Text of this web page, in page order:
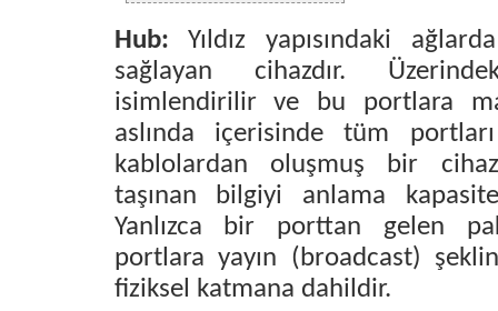
Hub: Yıldız yapısındaki
sağlayan cihazdır.
isimlendirilir ve bu portlara
aslında içerisinde tüm
kablolardan oluşmuş bir
taşınan bilgiyi anlama
Yanlızca bir porttan gelen
portlara yayın (broadcast)
fiziksel katmana dahildir.